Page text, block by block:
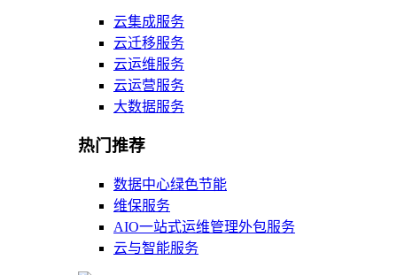
云集成服务
云迁移服务
云运维服务
云运营服务
大数据服务
热门推荐
数据中心绿色节能
维保服务
AIO一站式运维管理外包服务
云与智能服务